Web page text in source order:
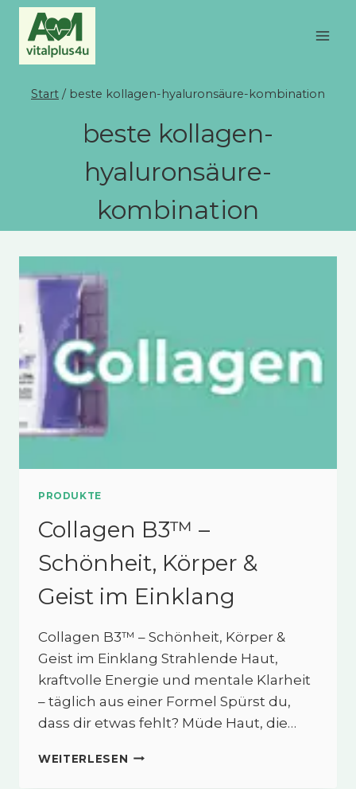
Zum
Inhalt
springen
Start / beste kollagen-hyaluronsäure-kombination
beste kollagen-
hyaluronsäure-
kombination
PRODUKTE
Collagen B3™ –
Schönheit, Körper &
Geist im Einklang
Collagen B3™ – Schönheit, Körper &
Geist im Einklang Strahlende Haut,
kraftvolle Energie und mentale Klarheit
– täglich aus einer Formel Spürst du,
dass dir etwas fehlt? Müde Haut, die…
WEITERLESEN COLLAGEN